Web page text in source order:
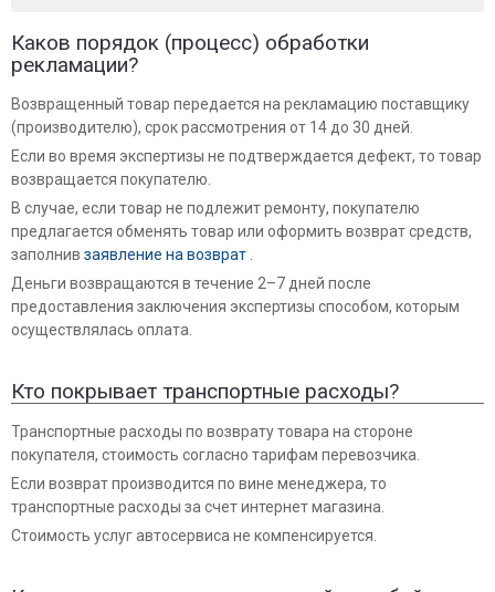
Каков порядок (процесс) обработки
рекламации?
Возвращенный товар передается на рекламацию поставщику
(производителю), срок рассмотрения от 14 до 30 дней.
Если во время экспертизы не подтверждается дефект, то товар
возвращается покупателю.
В случае, если товар не подлежит ремонту, покупателю
предлагается обменять товар или оформить возврат средств,
заполнив заявление на возврат
Деньги возвращаются в течение 2–7 дней после
предоставления заключения экспертизы способом, которым
осуществлялась оплата.
Кто покрывает транспортные расходы?
Транспортные расходы по возврату товара на стороне
покупателя, стоимость согласно тарифам перевозчика.
Если возврат производится по вине менеджера, то
транспортные расходы за счет интернет магазина.
Стоимость услуг автосервиса не компенсируется.